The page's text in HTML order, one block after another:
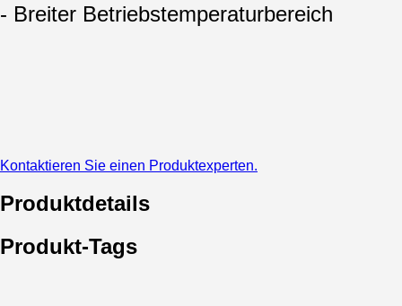
- Breiter Betriebstemperaturbereich
Kontaktieren Sie einen Produktexperten.
Produktdetails
Produkt-Tags